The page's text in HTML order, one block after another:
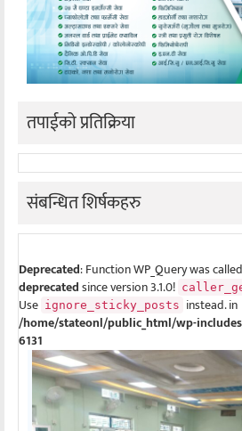
तपाईको प्रतिक्रिया
संबन्धित शिर्षकहरु
Deprecated: Function WP_Query was
deprecatedsince version 3.1.0!
Use ignore_sticky_posts instead. in
/home/stateonl/public_html/wp-
6131